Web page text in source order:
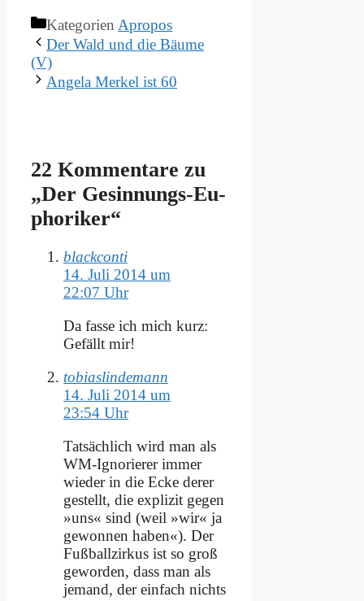
Kategorien Apropos
Der Wald und die Bäu­me
(V)
An­ge­la Mer­kel ist 60
22 Kommentare zu
„Der Ge­sin­nungs-Eu­
pho­ri­ker“
blackconti
14. Juli 2014 um
22:07 Uhr
Da fas­se ich mich kurz:
Ge­fällt mir!
tobiaslindemann
14. Juli 2014 um
23:54 Uhr
Tat­säch­lich wird man als
WM-Igno­rie­rer im­mer
wie­der in die Ecke de­rer
ge­stellt, die ex­pli­zit ge­gen
»uns« sind (weil »wir« ja
ge­won­nen ha­ben«). Der
Fuß­ball­zir­kus ist so groß
ge­wor­den, dass man als
je­mand, der ein­fach nichts